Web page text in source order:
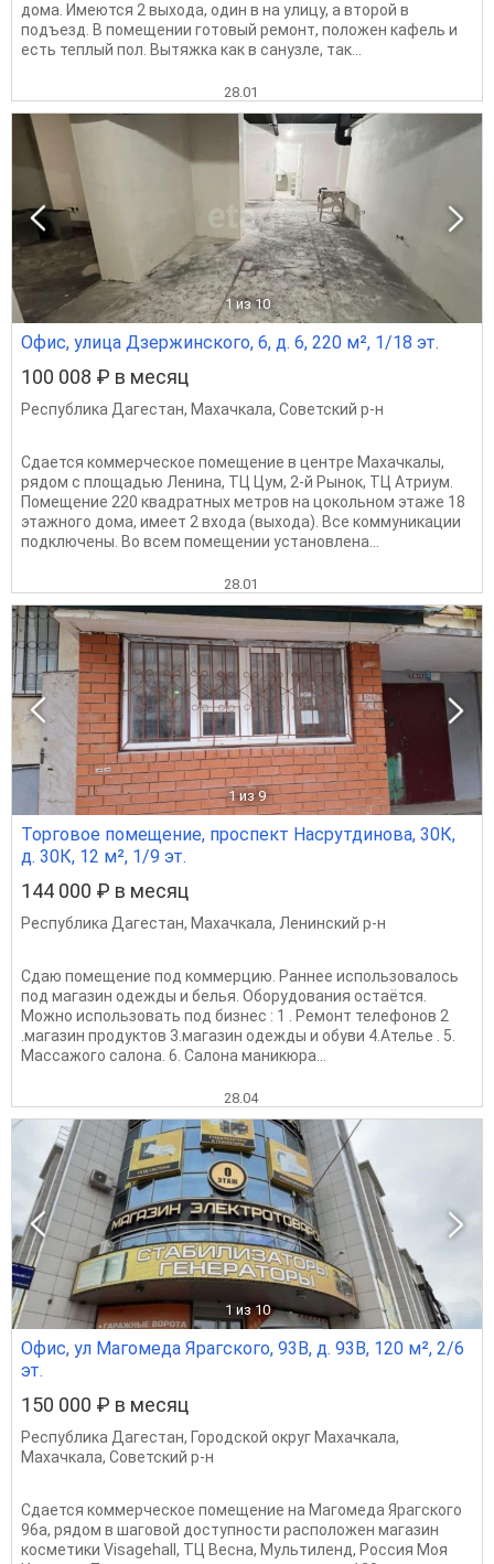
дома. Имеются 2 выхода, один в на улицу, а второй в
подъезд. В помещении готовый ремонт, положен кафель и
есть теплый пол. Вытяжка как в санузле, так...
28.01
1 из 10
Офис, улица Дзержинского, 6, д. 6, 220 м², 1/18 эт.
100 008 ₽ в месяц
Республика Дагестан, Махачкала, Советский р-н
Сдается коммерческое помещение в центре Махачкалы,
рядом с площадью Ленина, ТЦ Цум, 2-й Рынок, ТЦ Атриум.
Помещение 220 квадратных метров на цокольном этаже 18
этажного дома, имеет 2 входа (выхода). Все коммуникации
подключены. Во всем помещении установлена...
28.01
1 из 9
Торговое помещение, проспект Насрутдинова, 30К,
д. 30К, 12 м², 1/9 эт.
144 000 ₽ в месяц
Республика Дагестан, Махачкала, Ленинский р-н
Сдаю помещение под коммерцию. Раннее использовалось
под магазин одежды и белья. Оборудования остаётся.
Можно использовать под бизнес : 1 . Ремонт телефонов 2
.магазин продуктов 3.магазин одежды и обуви 4.Ателье . 5.
Массажого салона. 6. Салона маникюра...
28.04
1 из 10
Офис, ул Магомеда Ярагского, 93В, д. 93В, 120 м², 2/6
эт.
150 000 ₽ в месяц
Республика Дагестан, Городской округ Махачкала,
Махачкала, Советский р-н
Сдaeтся коммepчeское помeщениe на Магомеда Ярагского
96а, рядoм в шаговой доступности расположен магазин
косметики Visagehall, ТЦ Весна, Мультиленд, Россия Моя